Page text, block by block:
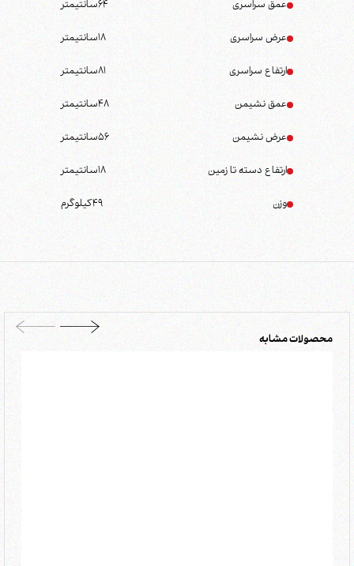
عمق سراسری 64سانتیمتر
عرض سراسری 18سانتیمتر
ارتفاع سراسری 81سانتیمتر
عمق نشیمن 48سانتیمتر
عرض نشیمن 56سانتیمتر
ارتفاع دسته تا زمین 18سانتیمتر
وزن 49کیلوگرم
محصولات مشابه